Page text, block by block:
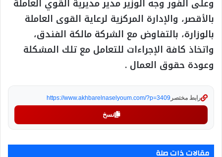
وعلى الفور وجه الوزير مدير مديرية القوي العاملة
بالأقصر، والإدارة المركزية لرعاية القوى العاملة
بالوزارة، بالتفاوض مع الشركة مالكة الفندق،
واتخاذ كافة الإجراءات للتعامل مع تلك المشكلة
وعودة حقوق العمال .
رابط مختصر https://www.akhbarelnaselyoum.com/?p=3409
نسخ
مقالات ذات صلة